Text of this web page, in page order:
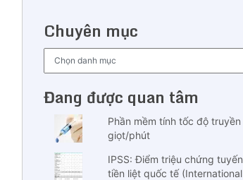
Chuyên mục
Đang được quan tâm
Phần mềm tính tốc độ truyền
giọt/phút
IPSS: Điểm triệu chứng tuyến
tiền liệt quốc tế (International